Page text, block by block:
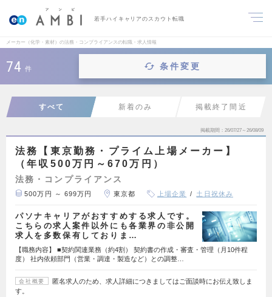
若手ハイキャリアのスカウト転職
メーカー（化学・素材）の法務・コンプライアンスの転職・求人情報
74 件 条件変更
すべて 新着のみ 掲載終了間近
掲載期間 26/07/27～26/08/09
法務【東京勤務・プライム上場メーカー】
（年収500万円～670万円）
法務・コンプライアンス
500万円 ～ 699万円 東京都 上場企業 土日祝休み
パソナキャリアがおすすめする求人です。
こちらの求人案件以外にも各業界の非公開
求人を多数保有しておりま…
【職務内容】 ■契約関連業務（約4割） 契約書の作成・審査・管理（月10件程
度） 社内依頼部門（営業・調達・製造など）との調整…
会社概要
匿名求人のため、求人詳細につきましてはご面談時にお伝え致しま
す。